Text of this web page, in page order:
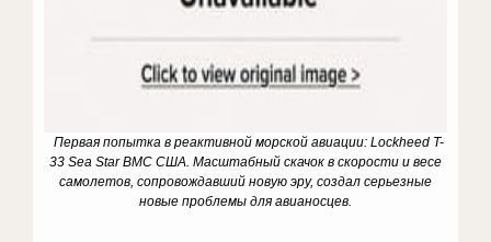
Первая попытка в реактивной морской авиации: Lockheed T-
33 Sea Star ВМС США. Масштабный скачок в скорости и весе
самолетов, сопровождавший новую эру, создал серьезные
новые проблемы для авианосцев.